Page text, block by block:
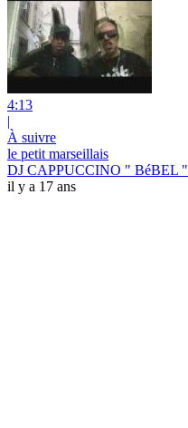
4:13
|
À suivre
le petit marseillais
DJ CAPPUCCINO " BéBEL "
il y a 17 ans